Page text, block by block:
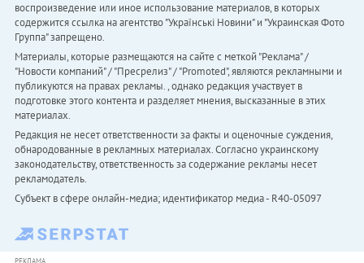
воспроизведение или иное использование материалов, в которых
содержится ссылка на агентство "Українськi Новини" и "Украинская Фото
Группа" запрещено.
Материалы, которые размещаются на сайте с меткой "Реклама" /
"Новости компаний" / "Пресрелиз" / "Promoted", являются рекламными и
публикуются на правах рекламы. , однако редакция участвует в
подготовке этого контента и разделяет мнения, высказанные в этих
материалах.
Редакция не несет ответственности за факты и оценочные суждения,
обнародованные в рекламных материалах. Согласно украинскому
законодательству, ответственность за содержание рекламы несет
рекламодатель.
Субъект в сфере онлайн-медиа; идентификатор медиа - R40-05097
РЕКЛАМА